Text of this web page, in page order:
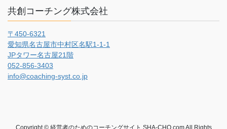
共創コーチング株式会社
〒450-6321
愛知県名古屋市中村区名駅1-1-1
JPタワー名古屋21階
052-856-3403
info@coaching-syst.co.jp
Copyright © 経営者のためのコーチングサイト SHA-CHO.com All Rights